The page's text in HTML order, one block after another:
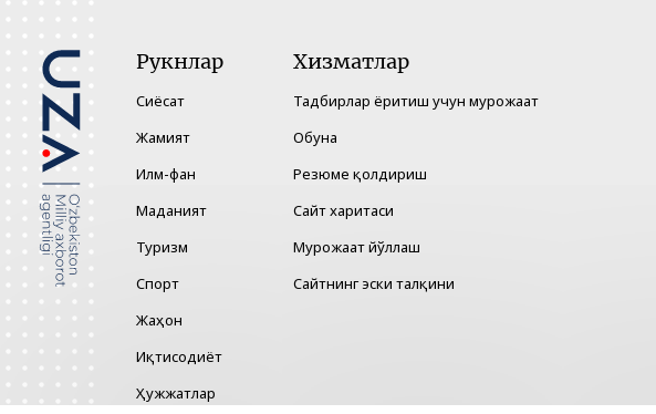
Рукнлар
Сиёсат
Жамият
Илм-фан
Маданият
Туризм
Спорт
Жаҳон
Иқтисодиёт
Ҳужжатлар
Хизматлар
Тадбирлар ёритиш учун мурожаат
Обуна
Резюме қолдириш
Сайт харитаси
Мурожаат йўллаш
Сайтнинг эски талқини